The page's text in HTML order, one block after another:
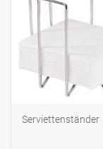
Serviettenständer